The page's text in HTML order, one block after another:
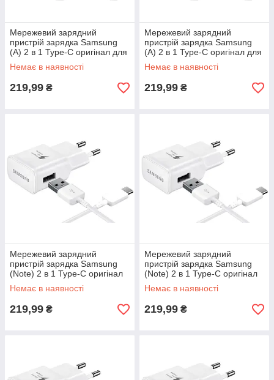
Мережевий зарядний
пристрій зарядка Samsung
(A) 2 в 1 Type-C оригінал для
Samsung Galaxy A30 A305
Немає в наявності
219,99 ₴
Мережевий зарядний
пристрій зарядка Samsung
(A) 2 в 1 Type-C оригінал для
Samsung Galaxy A50 A505
Немає в наявності
219,99 ₴
Мережевий зарядний
пристрій зарядка Samsung
(Note) 2 в 1 Type-C оригінал
для Samsung Galaxy Note 8
N950
Немає в наявності
219,99 ₴
Мережевий зарядний
пристрій зарядка Samsung
(Note) 2 в 1 Type-C оригінал
для Samsung Galaxy Note 10
Немає в наявності
219,99 ₴